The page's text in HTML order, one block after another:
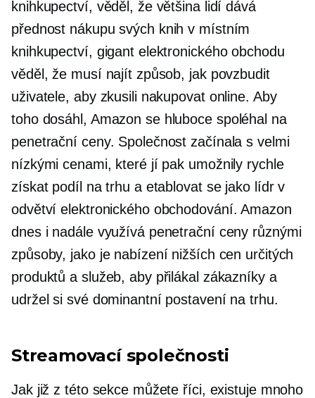
knihkupectví, věděl, že většina lidí dává
přednost nákupu svých knih v místním
knihkupectví, gigant elektronického obchodu
věděl, že musí najít způsob, jak povzbudit
uživatele, aby zkusili nakupovat online. Aby
toho dosáhl, Amazon se hluboce spoléhal na
penetrační ceny. Společnost začínala s velmi
nízkými cenami, které jí pak umožnily rychle
získat podíl na trhu a etablovat se jako lídr v
odvětví elektronického obchodování. Amazon
dnes i nadále využívá penetrační ceny různými
způsoby, jako je nabízení nižších cen určitých
produktů a služeb, aby přilákal zákazníky a
udržel si své dominantní postavení na trhu.
Streamovací společnosti
Jak již z této sekce můžete říci, existuje mnoho